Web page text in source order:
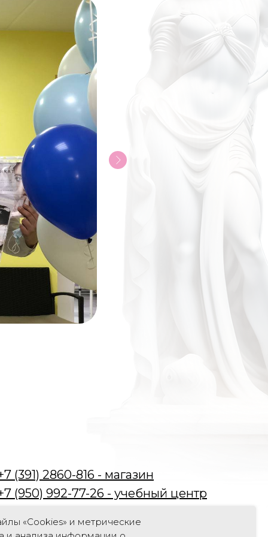
(391) 2860-816 - магазин
(950) 992-77-26 - учебный центр
«Cookies» и метрические